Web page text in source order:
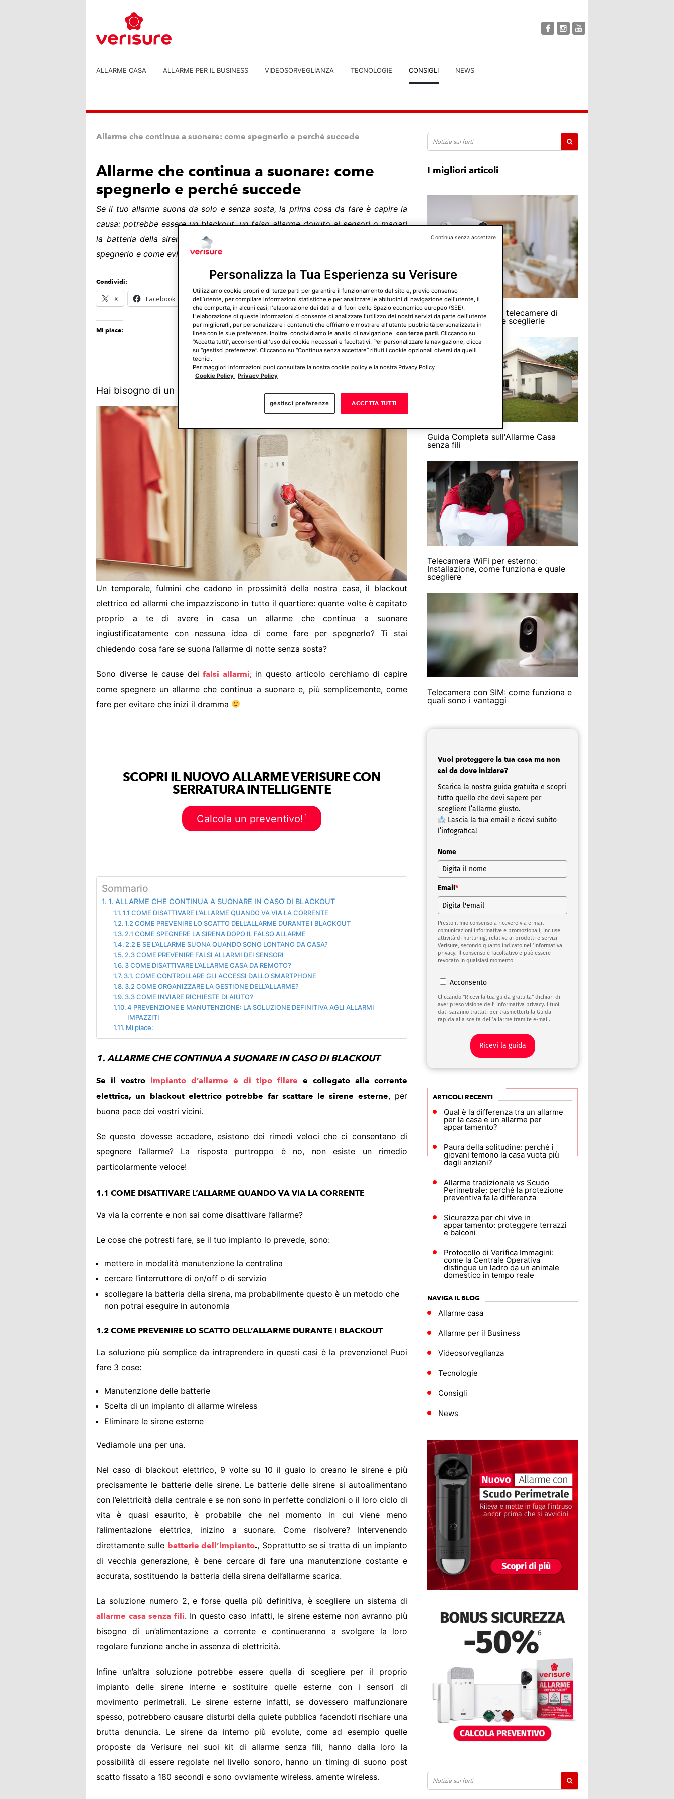
ALLARME CASA ALLARME PER IL BUSINESS VIDEOSORVEGLIANZA TECNOLOGIE CONSIGLI NEWS
Allarme che continua a suonare: come spegnerlo e perché succede
Allarme che continua a suonare: come
spegnerlo e perché succede
Se il tuo allarme suona da solo e senza sosta, la prima cosa da fare è capire la
causa: potrebbe essere un blackout, un falso allarme dovuto ai sensori o magari
la batteria della sirena scarica. In questo articolo ti spieghiamo i passaggi per
spegnerlo e come evitare che succeda di nuovo!
Condividi:
X Facebook E-mail LinkedIn WhatsApp
Mi piace:
Hai bisogno di un allarme? Calcola ora il tuo preventivo gratuito
Un temporale, fulmini che cadono in prossimità della nostra casa, il blackout
elettrico ed allarmi che impazziscono in tutto il quartiere: quante volte è capitato
proprio a te di avere in casa un allarme che continua a suonare
ingiustificatamente con nessuna idea di come fare per spegnerlo? Ti stai
chiedendo cosa fare se suona l’allarme di notte senza sosta?
Sono diverse le cause dei falsi allarmi; in questo articolo cerchiamo di capire
come spegnere un allarme che continua a suonare e, più semplicemente, come
fare per evitare che inizi il dramma
SCOPRI IL NUOVO ALLARME VERISURE CON
SERRATURA INTELLIGENTE
Calcola un preventivo! 1
Sommario
1. ALLARME CHE CONTINUA A SUONARE IN CASO DI BLACKOUT
1.1 COME DISATTIVARE L’ALLARME QUANDO VA VIA LA CORRENTE
1.2 COME PREVENIRE LO SCATTO DELL’ALLARME DURANTE I BLACKOUT
2.1 COME SPEGNERE LA SIRENA DOPO IL FALSO ALLARME
2.2 E SE L’ALLARME SUONA QUANDO SONO LONTANO DA CASA?
2.3 COME PREVENIRE FALSI ALLARMI DEI SENSORI
3 COME DISATTIVARE L’ALLARME CASA DA REMOTO?
3.1. COME CONTROLLARE GLI ACCESSI DALLO SMARTPHONE
3.2 COME ORGANIZZARE LA GESTIONE DELL’ALLARME?
3.3 COME INVIARE RICHIESTE DI AIUTO?
4 PREVENZIONE E MANUTENZIONE: LA SOLUZIONE DEFINITIVA AGLI ALLARMI
IMPAZZITI
Mi piace:
1. ALLARME CHE CONTINUA A SUONARE IN CASO DI BLACKOUT
Se il vostro impianto d’allarme è di tipo filare e collegato alla corrente
elettrica, un blackout elettrico potrebbe far scattare le sirene esterne, per
buona pace dei vostri vicini.
Se questo dovesse accadere, esistono dei rimedi veloci che ci consentano di
spegnere l’allarme? La risposta purtroppo è no, non esiste un rimedio
particolarmente veloce!
1.1 COME DISATTIVARE L’ALLARME QUANDO VA VIA LA CORRENTE
Va via la corrente e non sai come disattivare l’allarme?
Le cose che potresti fare, se il tuo impianto lo prevede, sono:
mettere in modalità manutenzione la centralina
cercare l’interruttore di on/off o di servizio
scollegare la batteria della sirena, ma probabilmente questo è un metodo che
non potrai eseguire in autonomia
1.2 COME PREVENIRE LO SCATTO DELL’ALLARME DURANTE I BLACKOUT
La soluzione più semplice da intraprendere in questi casi è la prevenzione! Puoi
fare 3 cose:
Manutenzione delle batterie
Scelta di un impianto di allarme wireless
Eliminare le sirene esterne
Vediamole una per una.
Nel caso di blackout elettrico, 9 volte su 10 il guaio lo creano le sirene e più
precisamente le batterie delle sirene. Le batterie delle sirene si autoalimentano
con l’elettricità della centrale e se non sono in perfette condizioni o il loro ciclo di
vita è quasi esaurito, è probabile che nel momento in cui viene meno
l’alimentazione elettrica, inizino a suonare. Come risolvere? Intervenendo
direttamente sulle batterie dell’impianto., Soprattutto se si tratta di un impianto
di vecchia generazione, è bene cercare di fare una manutenzione costante e
accurata, sostituendo la batteria della sirena dell’allarme scarica.
La soluzione numero 2, e forse quella più definitiva, è scegliere un sistema di
allarme casa senza fili. In questo caso infatti, le sirene esterne non avranno più
bisogno di un’alimentazione a corrente e continueranno a svolgere la loro
regolare funzione anche in assenza di elettricità.
Infine un’altra soluzione potrebbe essere quella di scegliere per il proprio
impianto delle sirene interne e sostituire quelle esterne con i sensori di
movimento perimetrali. Le sirene esterne infatti, se dovessero malfunzionare
spesso, potrebbero causare disturbi della quiete pubblica facendoti rischiare una
brutta denuncia. Le sirene da interno più evolute, come ad esempio quelle
proposte da Verisure nei suoi kit di allarme senza fili, hanno dalla loro la
possibilità di essere regolate nel livello sonoro, hanno un timing di suono post
scatto fissato a 180 secondi e sono ovviamente wireless. amente wireless.
I migliori articoli
Come funzionano le telecamere di
sorveglianza e come sceglierle
Guida Completa sull'Allarme Casa
senza fili
Telecamera WiFi per esterno:
Installazione, come funziona e quale
scegliere
Telecamera con SIM: come funziona e
quali sono i vantaggi
Vuoi proteggere la tua casa ma non
sai da dove iniziare?
Scarica la nostra guida gratuita e scopri
tutto quello che devi sapere per
scegliere l’allarme giusto.
Lascia la tua email e ricevi subito
l’infografica!
Nome
Email*
Presto il mio consenso a ricevere via e-mail
comunicazioni informative e promozionali, incluse
attività di nurturing, relative ai prodotti e servizi
Verisure, secondo quanto indicato nell’informativa
privacy. Il consenso è facoltativo e può essere
revocato in qualsiasi momento
Acconsento
Cliccando “Ricevi la tua guida gratuita” dichiari di
aver preso visione dell’ informativa privacy. I tuoi
dati saranno trattati per trasmetterti la Guida
rapida alla scelta dell’allarme tramite e-mail.
Ricevi la guida
ARTICOLI RECENTI
Qual è la differenza tra un allarme
per la casa e un allarme per
appartamento?
Paura della solitudine: perché i
giovani temono la casa vuota più
degli anziani?
Allarme tradizionale vs Scudo
Perimetrale: perché la protezione
preventiva fa la differenza
Sicurezza per chi vive in
appartamento: proteggere terrazzi
e balconi
Protocollo di Verifica Immagini:
come la Centrale Operativa
distingue un ladro da un animale
domestico in tempo reale
NAVIGA IL BLOG
Allarme casa
Allarme per il Business
Videosorveglianza
Tecnologie
Consigli
News
Personalizza la Tua Esperienza su Verisure
Utilizziamo cookie propri e di terze parti per garantire il funzionamento del sito e, previo consenso
dell’utente, per compilare informazioni statistiche e per analizzare le abitudini di navigazione dell'utente, il
che comporta, in alcuni casi, l'elaborazione dei dati al di fuori dello Spazio economico europeo (SEE).
L'elaborazione di queste informazioni ci consente di analizzare l'utilizzo dei nostri servizi da parte dell'utente
per migliorarli, per personalizzare i contenuti che offriamo e mostrare all'utente pubblicità personalizzata in
linea con le sue preferenze. Inoltre, condividiamo le analisi di navigazione
con terze parti. Cliccando su
“Accetta tutti”, acconsenti all'uso dei cookie necessari e facoltativi. Per personalizzare la navigazione, clicca
su “gestisci preferenze”. Cliccando su “Continua senza accettare” rifiuti i cookie opzionali diversi da quelli
tecnici.
Per maggiori informazioni puoi consultare la nostra cookie policy e la nostra Privacy Policy
Cookie Policy Privacy Policy
gestisci preferenze ACCETTA TUTTI
Continua senza accettare